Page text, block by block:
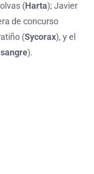
(Harta); Javier
de concurso
(Sycorax), y el
).